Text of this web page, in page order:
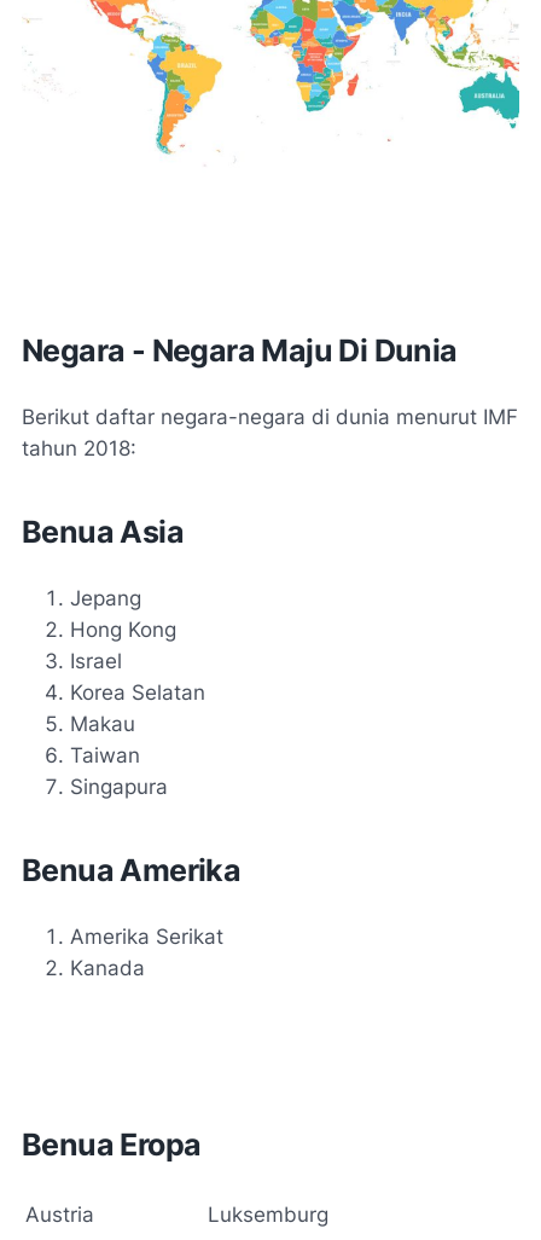
Negara - Negara Maju Di Dunia
Berikut daftar negara-negara di dunia menurut IMF
tahun 2018:
Benua Asia
Jepang
Hong Kong
Israel
Korea Selatan
Makau
Taiwan
Singapura
Benua Amerika
Amerika Serikat
Kanada
Benua Eropa
Austria
Luksemburg